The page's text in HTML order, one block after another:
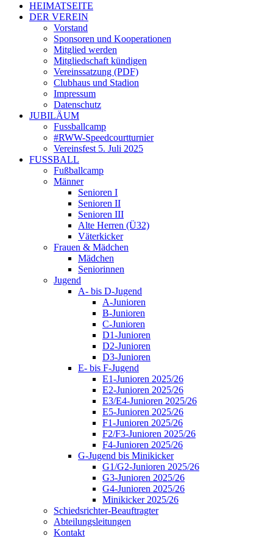
HEIMATSEITE
DER VEREIN
Vorstand
Sponsoren und Kooperationen
Mitglied werden
Mitgliedschaft kündigen
Vereinssatzung (PDF)
Clubhaus und Stadion
Impressum
Datenschutz
JUBILÄUM
Fussballcamp
#RWW-Speedcourtturnier
Vereinsfest 5. Juli 2025
FUSSBALL
Fußballcamp
Männer
Senioren I
Senioren II
Senioren III
Alte Herren (Ü32)
Väterkicker
Frauen & Mädchen
Mädchen
Seniorinnen
Jugend
A- bis D-Jugend
A-Junioren
B-Junioren
C-Junioren
D1-Junioren
D2-Junioren
D3-Junioren
E- bis F-Jugend
E1-Junioren 2025/26
E2-Junioren 2025/26
E3/E4-Junioren 2025/26
E5-Junioren 2025/26
F1-Junioren 2025/26
F2/F3-Junioren 2025/26
F4-Junioren 2025/26
G-Jugend bis Minikicker
G1/G2-Junioren 2025/26
G3-Junioren 2025/26
G4-Junioren 2025/26
Minikicker 2025/26
Schiedsrichter-Beauftragter
Abteilungsleitungen
Kontakt